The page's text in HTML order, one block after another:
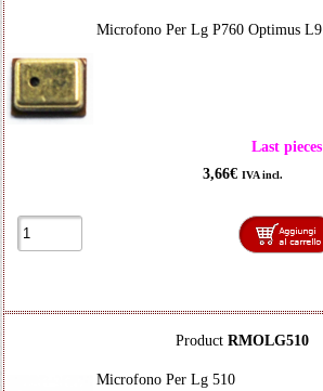
Microfono Per Lg P760 Optimus L9
Last pieces
3,66€ IVA incl.
Product RMOLG510
Microfono Per Lg 510